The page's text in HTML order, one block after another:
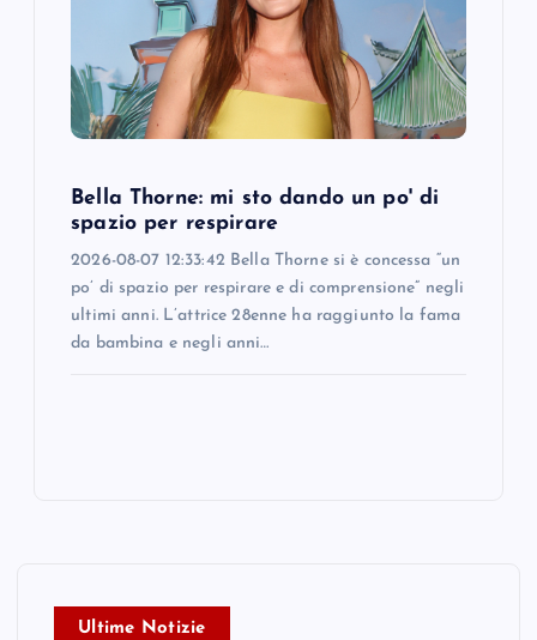
Bella Thorne: mi sto dando un po' di
spazio per respirare
2026-08-07 12:33:42 Bella Thorne si è concessa “un
po’ di spazio per respirare e di comprensione” negli
ultimi anni. L’attrice 28enne ha raggiunto la fama
da bambina e negli anni…
Ultime Notizie